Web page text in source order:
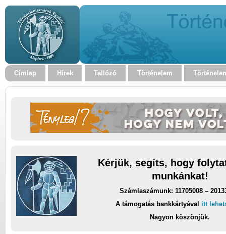
Címlap Hírek Tallózó Történelem
Kérjük, segíts, hogy
munkánkat!
Számlaszámunk: 11705008 –
A támogatás bankkártyával itt
Nagyon köszönjük.